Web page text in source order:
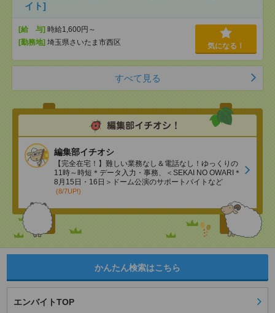
イト]
[給 与] 時給1,600円～
[勤務地] 埼玉県さいたま市西区 気になる！
すべて見る
編集部イチオシ
【完全在宅！】難しい業務なし＆電話なし！ゆっくりの
11時～時短＊データ入力・事務、＜SEKAI NO OWARI＊
8月15日・16日＞ドーム公演のサポートバイトなど
(8/7UP!)
かんたん検索はこちら
エンバイトTOP